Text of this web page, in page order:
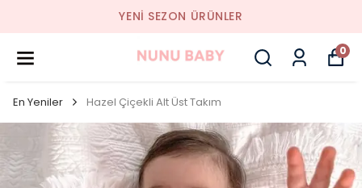
YENI SEZON ÜRÜNLER
0
En Yeniler Hazel Çiçekli Alt Üst Takım